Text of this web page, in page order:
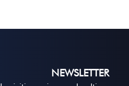
NEWSLETTER